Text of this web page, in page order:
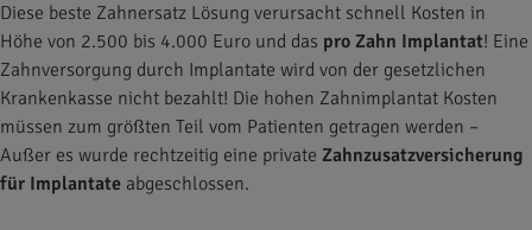
Diese beste Zahnersatz Lösung verursacht schnell Kosten in
Höhe von 2.500 bis 4.000 Euro und das pro Zahn Implantat! Eine
Zahnversorgung durch Implantate wird von der gesetzlichen
Krankenkasse nicht bezahlt! Die hohen Zahnimplantat Kosten
müssen zum größten Teil vom Patienten getragen werden –
Außer es wurde rechtzeitig eine private Zahnzusatzversicherung
für Implantate abgeschlossen.